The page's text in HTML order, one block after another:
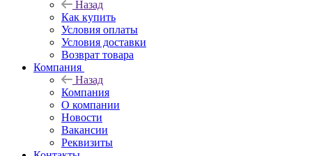
Назад
Как купить
Условия оплаты
Условия доставки
Возврат товара
Компания
Назад
Компания
О компании
Новости
Вакансии
Реквизиты